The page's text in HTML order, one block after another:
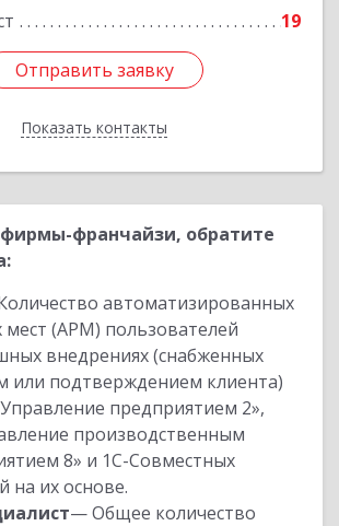
19
Отправить заявку
Показать контакты
Отправить заявку
Назад
франчайзи, обратите
автоматизированных
мест (АРМ) пользователей
внедрениях (снабженных
или подтверждением клиента)
Управление предприятием 2»,
производственным
8» и 1С-Совместных
на их основе.
— Общее количество